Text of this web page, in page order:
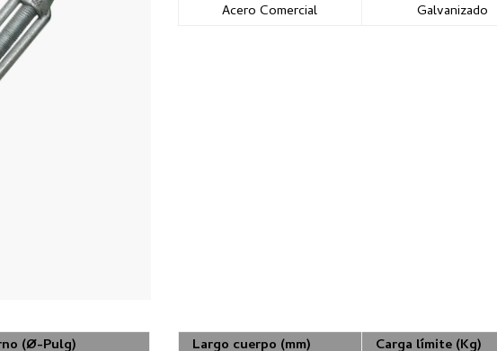
Acero Comercial
Galvanizado
(Ø-Pulg)
Largo cuerpo (mm)
Carga límite (Kg)